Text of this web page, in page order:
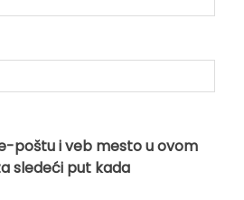
poštu i veb mesto u ovom
sledeći put kada